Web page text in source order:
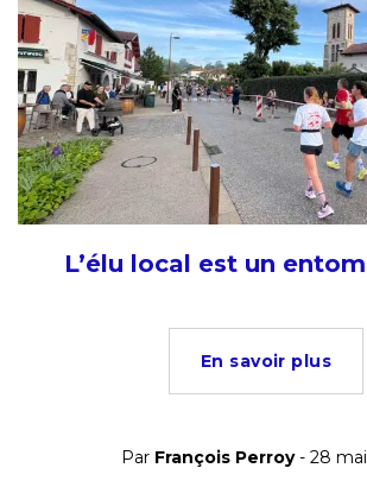
L’élu local est un
En savoir plus
Par François Perroy- 28